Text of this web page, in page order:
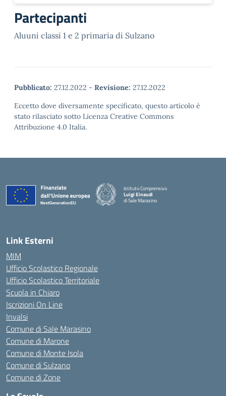
Partecipanti
Aluuni classi 1 e 2 primaria di Sulzano
Pubblicato: 27.12.2022 - Revisione: 27.12.2022
Eccetto dove diversamente specificato, questo articolo è
stato rilasciato sotto Licenza Creative Commons
Attribuzione 4.0 Italia.
Istituto Comprensivo
Luigi Einaudi
di Sale Marasino
Link Esterni
MIM
Ufficio Scolastico Regionale
Ufficio Scolastico Territoriale
Scuola in Chiaro
Iscrizioni On Line
Invalsi
Comune di Sale Marasino
Comune di Marone
Comune di Monte Isola
Comune di Sulzano
Comune di Zone